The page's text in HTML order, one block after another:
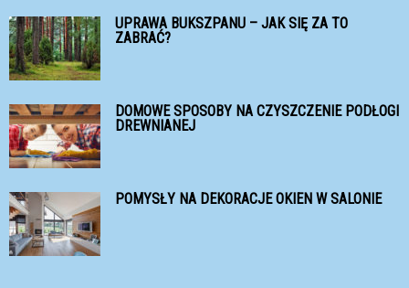
UPRAWA BUKSZPANU – JAK SIĘ ZA TO
ZABRAĆ?
DOMOWE SPOSOBY NA CZYSZCZENIE PODŁOGI
DREWNIANEJ
POMYSŁY NA DEKORACJE OKIEN W SALONIE